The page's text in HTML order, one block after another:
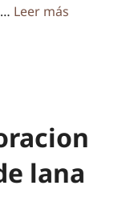
Leer más
lana